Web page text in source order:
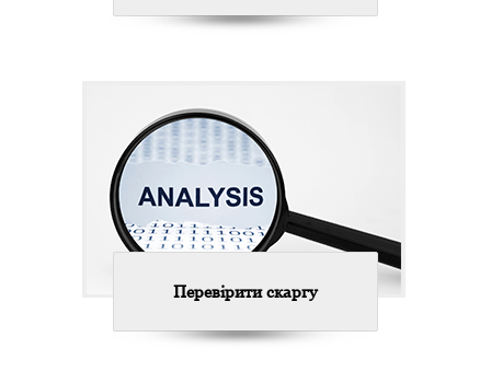
Перевірити скаргу